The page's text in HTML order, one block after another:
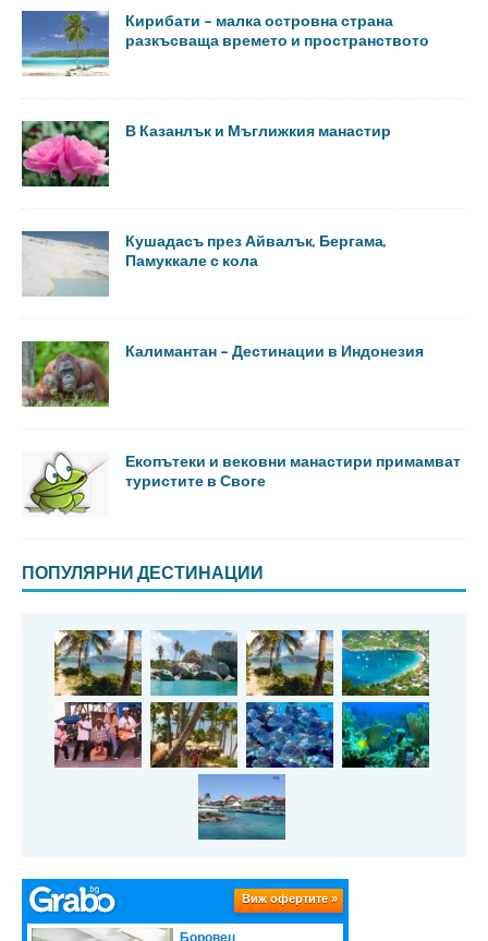
Кирибати – малка островна страна
разкъсваща времето и пространството
В Казанлък и Мъглижкия манастир
Кушадасъ през Айвалък, Бергама,
Памуккале с кола
Калимантан – Дестинации в Индонезия
Екопътеки и вековни манастири примамват
туристите в Своге
ПОПУЛЯРНИ ДЕСТИНАЦИИ